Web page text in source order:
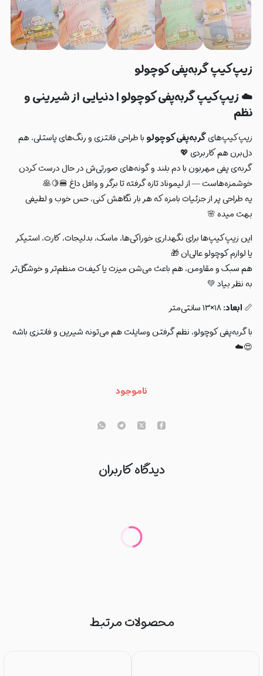
زیپ‌کیپ گربه‌پفی کوچولو
☁️زیپ‌کیپ گربه‌پفی کوچولو | دنیایی از شیرینی و
نظم
زیپ‌کیپ‌هایگربه‌پفی کوچولو با طراحی فانتزی و رنگ‌های پاستلی، هم
دل‌برن هم کاربردی 💖
گربه‌ی پفی مهربون با دم بلند و گونه‌های صورتی‌ش در حال درست کردن
خوشمزه‌هاست — از لیموناد تازه گرفته تا برگر و وافل داغ 🍔🍋🥞
یه طراحی پر از جزئیات بامزه که هر بار نگاهش کنی، حس خوب و لطیفی
بهت میده 🌸
این زیپ‌کیپ‌ها برای نگهداری خوراکی‌ها، ماسک، بدلیجات، کارت، استیکر
یا لوازم کوچولو عالی‌ان 🎁
هم سبک و مقاومن، هم باعث می‌شن میزت یا کیف‌ت منظم‌تر و خوشگل‌تر
به نظر بیاد 💚
📏 ابعاد:
با گربه‌پفی کوچولو، نظم گرفتن وسایلت هم می‌تونه شیرین و فانتزی باشه
😍☁️
ناموجود
دیدگاه کاربران
محصولات مرتبط